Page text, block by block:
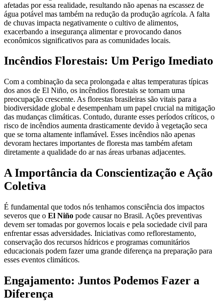
afetadas por essa realidade, resultando não apenas na escassez de
água potável mas também na redução da produção agrícola. A falta
de chuvas impacta negativamente o cultivo de alimentos,
exacerbando a insegurança alimentar e provocando danos
econômicos significativos para as comunidades locais.
Incêndios Florestais: Um Perigo Imediato
Com a combinação da seca prolongada e altas temperaturas típicas
dos anos de El Niño, os incêndios florestais se tornam uma
preocupação crescente. As florestas brasileiras são vitais para a
biodiversidade global e desempenham um papel crucial na mitigação
das mudanças climáticas. Contudo, durante esses períodos críticos, o
risco de incêndios aumenta drasticamente devido à vegetação seca
que se torna altamente inflamável. Esses incêndios não apenas
devoram hectares importantes de floresta mas também afetam
diretamente a qualidade do ar nas áreas urbanas adjacentes.
A Importância da Conscientização e Ação
Coletiva
É fundamental que todos nós tenhamos consciência dos impactos
severos que o El Niño pode causar no Brasil. Ações preventivas
devem ser tomadas por governos locais e pela sociedade civil para
enfrentar essas adversidades. Iniciativas como reflorestamento,
conservação dos recursos hídricos e programas comunitários
educacionais podem fazer uma grande diferença na preparação para
esses eventos climáticos.
Engajamento: Juntos Podemos Fazer a
Diferença